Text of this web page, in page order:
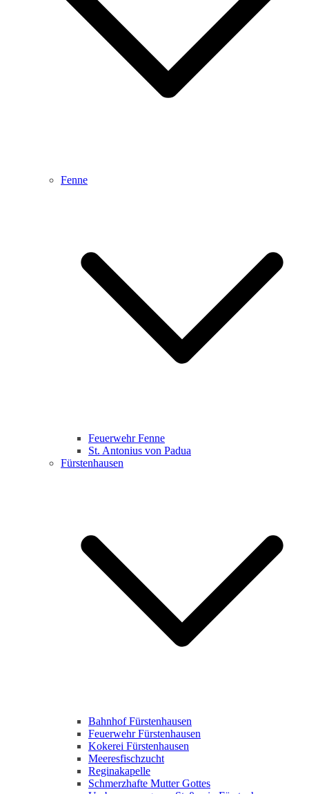
Fenne
Feuerwehr Fenne
St. Antonius von Padua
Fürstenhausen
Bahnhof Fürstenhausen
Feuerwehr Fürstenhausen
Kokerei Fürstenhausen
Meeresfischzucht
Reginakapelle
Schmerzhafte Mutter Gottes